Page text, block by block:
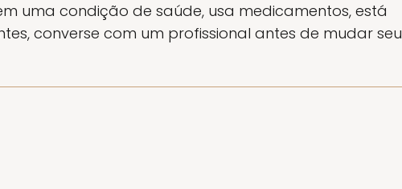
uma condição de saúde, usa medicamentos, está
converse com um profissional antes de mudar seu